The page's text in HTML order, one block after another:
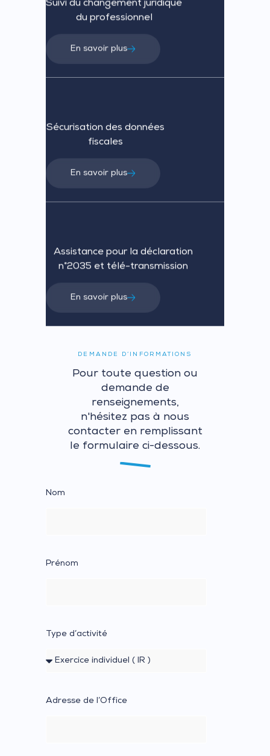
Suivi du changement juridique
du professionnel
En savoir plus
Sécurisation des données
fiscales
En savoir plus
Assistance pour la déclaration
n°2035 et télé-transmission
En savoir plus
DEMANDE D’INFORMATIONS
Pour toute question ou
demande de
renseignements,
n'hésitez pas à nous
contacter en remplissant
le formulaire ci-dessous.
Nom
Prénom
Type d’activité
Adresse de l’Office